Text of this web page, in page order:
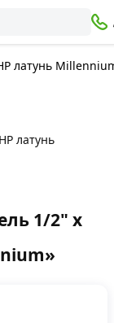
латунь
латунь
1/2" х